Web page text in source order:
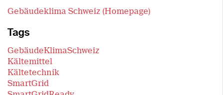
Gebäudeklima Schweiz (Homepage)
Tags
GebäudeKlimaSchweiz
Kältemittel
Kältetechnik
SmartGrid